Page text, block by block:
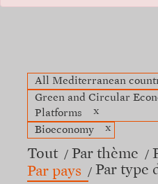
All Mediterranean
Green and Circular
Platforms
x
Bioeconomy
x
Tout Par thème
Par pays
Par type